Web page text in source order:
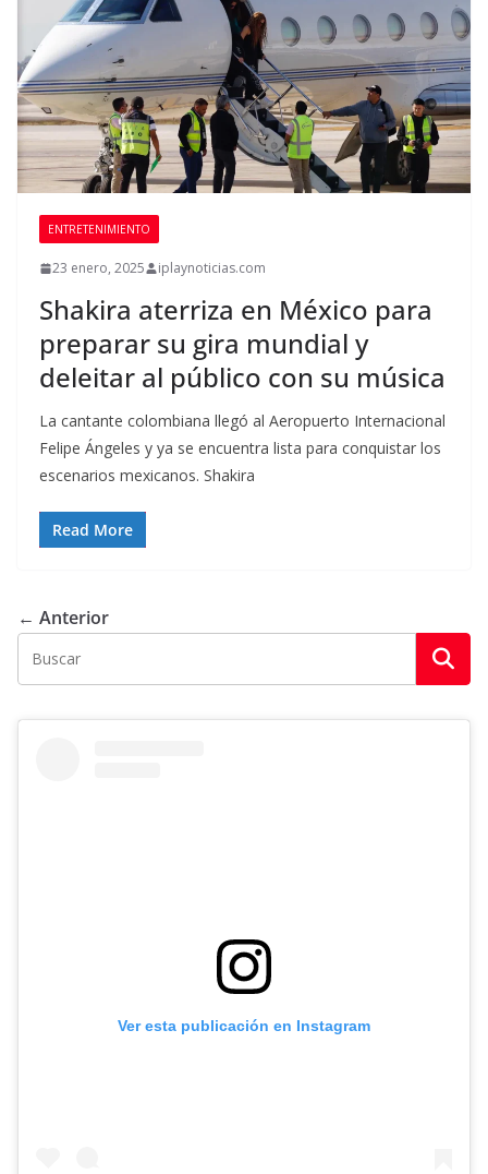
ENTRETENIMIENTO
23 enero, 2025 iplaynoticias.com
Shakira aterriza en México para
preparar su gira mundial y
deleitar al público con su música
La cantante colombiana llegó al Aeropuerto Internacional
Felipe Ángeles y ya se encuentra lista para conquistar los
escenarios mexicanos. Shakira
Read More
← Anterior
Ver esta publicación en Instagram